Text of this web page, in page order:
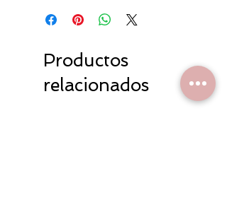
Productos
relacionados